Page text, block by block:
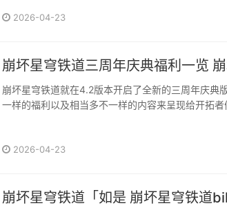
2026-04-23
崩坏星穹铁道三周年庆典福利一览
崩坏星穹铁道就在4.2版本开启了全新的三周年庆典
一样的福利以及相当多不一样的内容来呈现给开拓
2026-04-23
崩坏星穹铁道「如是 崩坏星穹铁道